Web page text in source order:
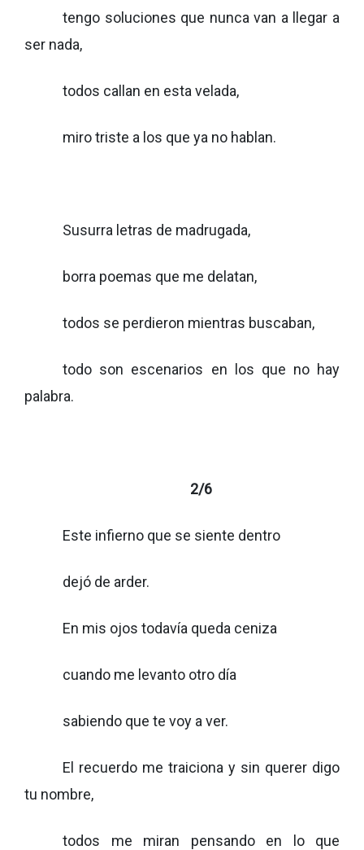
tengo soluciones que nunca van a llegar a
ser nada,
todos callan en esta velada,
miro triste a los que ya no hablan.
Susurra letras de madrugada,
borra poemas que me delatan,
todos se perdieron mientras buscaban,
todo son escenarios en los que no hay
palabra.
2/6
Este infierno que se siente dentro
dejó de arder.
En mis ojos todavía queda ceniza
cuando me levanto otro día
sabiendo que te voy a ver.
El recuerdo me traiciona y sin querer digo
tu nombre,
todos me miran pensando en lo que